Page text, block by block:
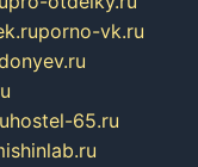
porno-vk.ru
hostel-65.ru